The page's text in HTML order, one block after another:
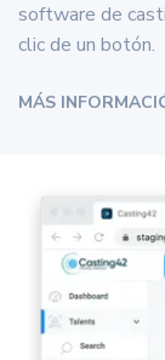
software de
clic de un botón.
MÁS